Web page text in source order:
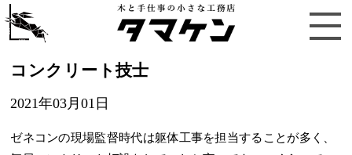
コンクリート技士
2021年03月01日
ゼネコンの現場監督時代は躯体工事を担当することが多く、